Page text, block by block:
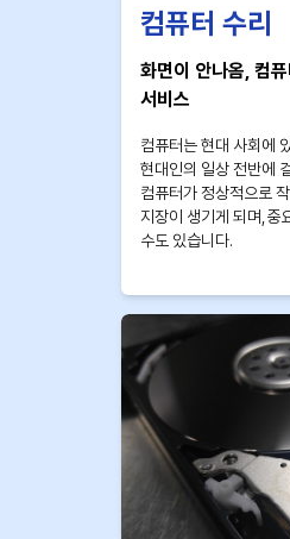
컴퓨터 수리
화면이 안나옴, 컴
서비스
컴퓨터는 현대 사회에
현대인의 일상 전반에
컴퓨터가 정상적으로
지장이 생기게 되며,중
수도 있습니다.